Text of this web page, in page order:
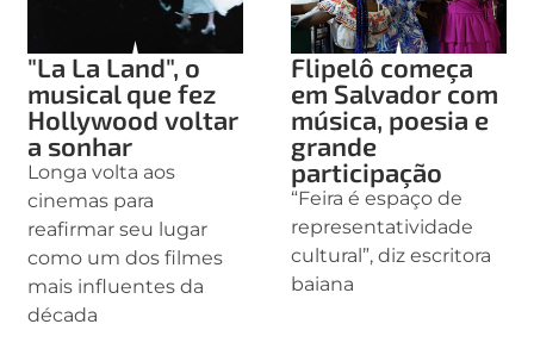
"La La Land", o
musical que fez
Hollywood voltar
a sonhar
Longa volta aos
cinemas para
reafirmar seu lugar
como um dos filmes
mais influentes da
década
Flipelô começa
em Salvador com
música, poesia e
grande
participação
“Feira é espaço de
representatividade
cultural”, diz escritora
baiana